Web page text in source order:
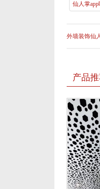
仙人掌
外墙装饰仙
产品